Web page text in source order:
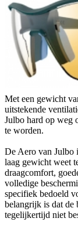
Met een gewicht
uitstekende
Julbo hard op weg
te worden.
De Aero van Julbo
laag gewicht weet
draagcomfort,
volledige
specifiek bedoeld
belangrijk is dat de
tegelijkertijd niet